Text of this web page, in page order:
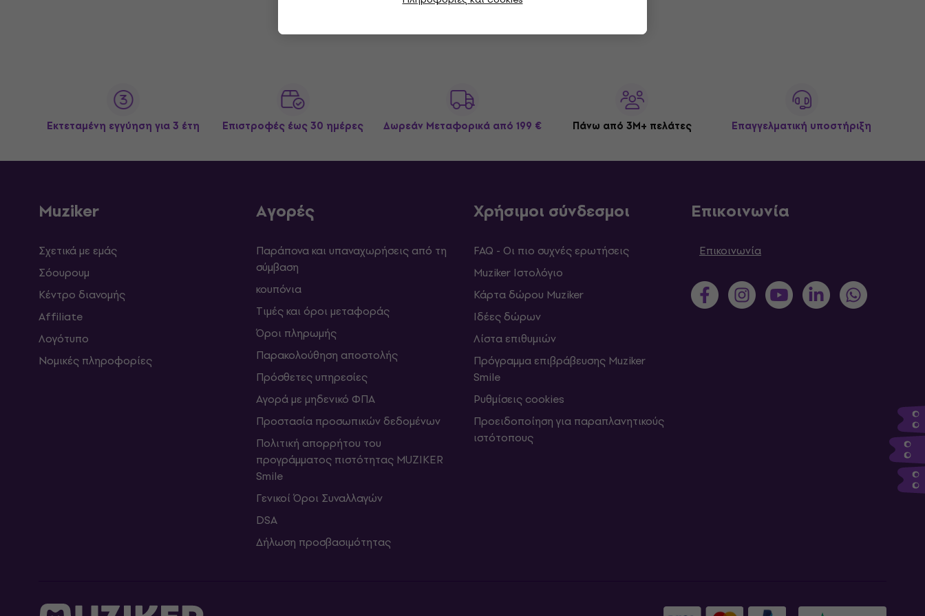
Εκτεταμένη εγγύηση για 3 έτη Επιστροφές έως 30 ημέρες Δωρεάν Μεταφορικά από 199 € Πάνω από 3M+ πελάτες Επαγγελματική υποστήριξη
Muziker
Σχετικά με εμάς
Σόουρουμ
Κέντρο διανομής
Affiliate
Λογότυπο
Νομικές πληροφορίες
Αγορές
Παράπονα και υπαναχωρήσεις από τη
σύμβαση
κουπόνια
Τιμές και όροι μεταφοράς
Όροι πληρωμής
Παρακολούθηση αποστολής
Πρόσθετες υπηρεσίες
Αγορά με μηδενικό ΦΠΑ
Προστασία προσωπικών δεδομένων
Πολιτική απορρήτου του
προγράμματος πιστότητας MUZIKER
Smile
Γενικοί Όροι Συναλλαγών
DSA
Δήλωση προσβασιμότητας
Χρήσιμοι σύνδεσμοι
FAQ - Οι πιο συχνές ερωτήσεις
Muziker Ιστολόγιο
Κάρτα δώρου Muziker
Ιδέες δώρων
Λίστα επιθυμιών
Πρόγραμμα επιβράβευσης Muziker
Smile
Ρυθμίσεις cookies
Προειδοποίηση για παραπλανητικούς
ιστότοπους
Επικοινωνία
Επικοινωνία